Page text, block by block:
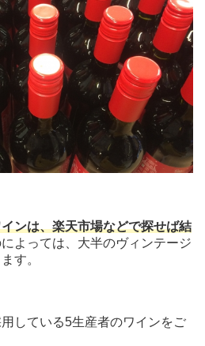
ンは、楽天市場などで探せば結
よっては、大半のヴィンテージ
す。
している5生産者のワインをご